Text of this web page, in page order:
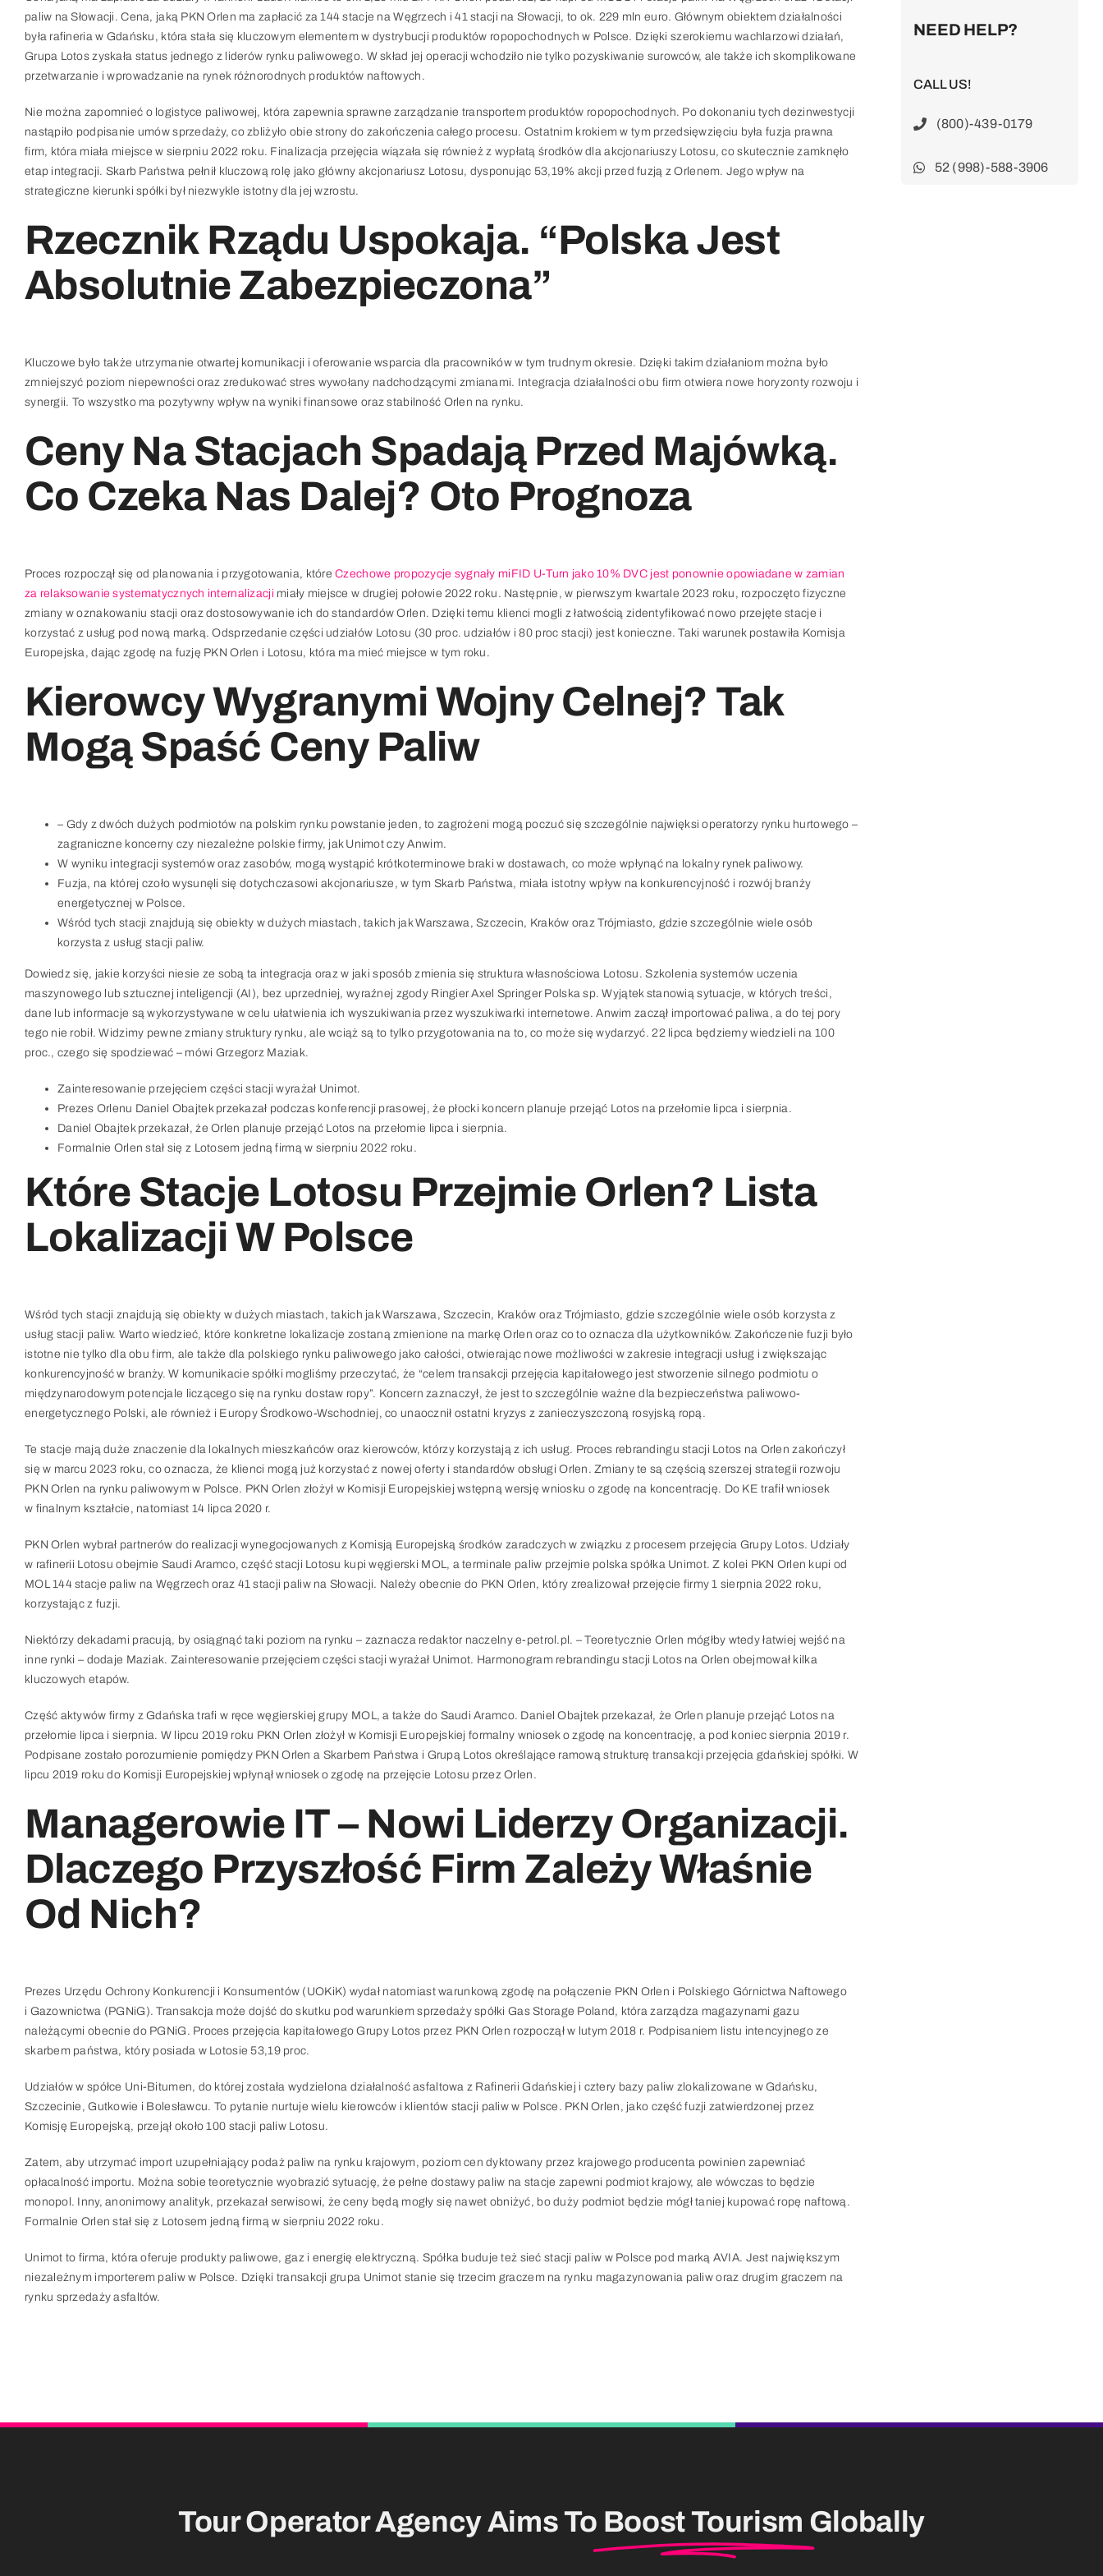
paliw na Słowacji. Cena, jaką PKN Orlen ma zapłacić za 144 stacje na Węgrzech i 41 stacji na Słowacji, to ok. 229 mln euro. Głównym obiektem działalności
była rafineria w Gdańsku, która stała się kluczowym elementem w dystrybucji produktów ropopochodnych w Polsce. Dzięki szerokiemu wachlarzowi działań,
Grupa Lotos zyskała status jednego z liderów rynku paliwowego. W skład jej operacji wchodziło nie tylko pozyskiwanie surowców, ale także ich skomplikowane
przetwarzanie i wprowadzanie na rynek różnorodnych produktów naftowych.
Nie można zapomnieć o logistyce paliwowej, która zapewnia sprawne zarządzanie transportem produktów ropopochodnych. Po dokonaniu tych dezinwestycji
nastąpiło podpisanie umów sprzedaży, co zbliżyło obie strony do zakończenia całego procesu. Ostatnim krokiem w tym przedsięwzięciu była fuzja prawna
firm, która miała miejsce w sierpniu 2022 roku. Finalizacja przejęcia wiązała się również z wypłatą środków dla akcjonariuszy Lotosu, co skutecznie zamknęło
etap integracji. Skarb Państwa pełnił kluczową rolę jako główny akcjonariusz Lotosu, dysponując 53,19% akcji przed fuzją z Orlenem. Jego wpływ na
strategiczne kierunki spółki był niezwykle istotny dla jej wzrostu.
Rzecznik Rządu Uspokaja. “Polska Jest
Absolutnie Zabezpieczona”
Kluczowe było także utrzymanie otwartej komunikacji i oferowanie wsparcia dla pracowników w tym trudnym okresie. Dzięki takim działaniom można było
zmniejszyć poziom niepewności oraz zredukować stres wywołany nadchodzącymi zmianami. Integracja działalności obu firm otwiera nowe horyzonty rozwoju i
synergii. To wszystko ma pozytywny wpływ na wyniki finansowe oraz stabilność Orlen na rynku.
Ceny Na Stacjach Spadają Przed Majówką.
Co Czeka Nas Dalej? Oto Prognoza
Proces rozpoczął się od planowania i przygotowania, któreCzechowe propozycje sygnały miFID U-Turn jako 10% DVC jest ponownie opowiadane w zamian
za relaksowanie systematycznych internalizacji miały miejsce w drugiej połowie 2022 roku. Następnie, w pierwszym kwartale 2023 roku, rozpoczęto fizyczne
zmiany w oznakowaniu stacji oraz dostosowywanie ich do standardów Orlen. Dzięki temu klienci mogli z łatwością zidentyfikować nowo przejęte stacje i
korzystać z usług pod nową marką. Odsprzedanie części udziałów Lotosu (30 proc. udziałów i 80 proc stacji) jest konieczne. Taki warunek postawiła Komisja
Europejska, dając zgodę na fuzję PKN Orlen i Lotosu, która ma mieć miejsce w tym roku.
Kierowcy Wygranymi Wojny Celnej? Tak
Mogą Spaść Ceny Paliw
– Gdy z dwóch dużych podmiotów na polskim rynku powstanie jeden, to zagrożeni mogą poczuć się szczególnie najwięksi operatorzy rynku hurtowego –
zagraniczne koncerny czy niezależne polskie firmy, jak Unimot czy Anwim.
W wyniku integracji systemów oraz zasobów, mogą wystąpić krótkoterminowe braki w dostawach, co może wpłynąć na lokalny rynek paliwowy.
Fuzja, na której czoło wysunęli się dotychczasowi akcjonariusze, w tym Skarb Państwa, miała istotny wpływ na konkurencyjność i rozwój branży
energetycznej w Polsce.
Wśród tych stacji znajdują się obiekty w dużych miastach, takich jak Warszawa, Szczecin, Kraków oraz Trójmiasto, gdzie szczególnie wiele osób
korzysta z usług stacji paliw.
Dowiedz się, jakie korzyści niesie ze sobą ta integracja oraz w jaki sposób zmienia się struktura własnościowa Lotosu. Szkolenia systemów uczenia
maszynowego lub sztucznej inteligencji (AI), bez uprzedniej, wyraźnej zgody Ringier Axel Springer Polska sp. Wyjątek stanowią sytuacje, w których treści,
dane lub informacje są wykorzystywane w celu ułatwienia ich wyszukiwania przez wyszukiwarki internetowe. Anwim zaczął importować paliwa, a do tej pory
tego nie robił. Widzimy pewne zmiany struktury rynku, ale wciąż są to tylko przygotowania na to, co może się wydarzyć. 22 lipca będziemy wiedzieli na 100
proc., czego się spodziewać – mówi Grzegorz Maziak.
Zainteresowanie przejęciem części stacji wyrażał Unimot.
Prezes Orlenu Daniel Obajtek przekazał podczas konferencji prasowej, że płocki koncern planuje przejąć Lotos na przełomie lipca i sierpnia.
Daniel Obajtek przekazał, że Orlen planuje przejąć Lotos na przełomie lipca i sierpnia.
Formalnie Orlen stał się z Lotosem jedną firmą w sierpniu 2022 roku.
Które Stacje Lotosu Przejmie Orlen? Lista
Lokalizacji W Polsce
Wśród tych stacji znajdują się obiekty w dużych miastach, takich jak Warszawa, Szczecin, Kraków oraz Trójmiasto, gdzie szczególnie wiele osób korzysta z
usług stacji paliw. Warto wiedzieć, które konkretne lokalizacje zostaną zmienione na markę Orlen oraz co to oznacza dla użytkowników. Zakończenie fuzji było
istotne nie tylko dla obu firm, ale także dla polskiego rynku paliwowego jako całości, otwierając nowe możliwości w zakresie integracji usług i zwiększając
konkurencyjność w branży. W komunikacie spółki mogliśmy przeczytać, że “celem transakcji przejęcia kapitałowego jest stworzenie silnego podmiotu o
międzynarodowym potencjale liczącego się na rynku dostaw ropy”. Koncern zaznaczył, że jest to szczególnie ważne dla bezpieczeństwa paliwowo-
energetycznego Polski, ale również i Europy Środkowo-Wschodniej, co unaocznił ostatni kryzys z zanieczyszczoną rosyjską ropą.
Te stacje mają duże znaczenie dla lokalnych mieszkańców oraz kierowców, którzy korzystają z ich usług. Proces rebrandingu stacji Lotos na Orlen zakończył
się w marcu 2023 roku, co oznacza, że klienci mogą już korzystać z nowej oferty i standardów obsługi Orlen. Zmiany te są częścią szerszej strategii rozwoju
PKN Orlen na rynku paliwowym w Polsce. PKN Orlen złożył w Komisji Europejskiej wstępną wersję wniosku o zgodę na koncentrację. Do KE trafił wniosek
w finalnym kształcie, natomiast 14 lipca 2020 r.
PKN Orlen wybrał partnerów do realizacji wynegocjowanych z Komisją Europejską środków zaradczych w związku z procesem przejęcia Grupy Lotos. Udziały
w rafinerii Lotosu obejmie Saudi Aramco, część stacji Lotosu kupi węgierski MOL, a terminale paliw przejmie polska spółka Unimot. Z kolei PKN Orlen kupi od
MOL 144 stacje paliw na Węgrzech oraz 41 stacji paliw na Słowacji. Należy obecnie do PKN Orlen, który zrealizował przejęcie firmy 1 sierpnia 2022 roku,
korzystając z fuzji.
Niektórzy dekadami pracują, by osiągnąć taki poziom na rynku – zaznacza redaktor naczelny e-petrol.pl. – Teoretycznie Orlen mógłby wtedy łatwiej wejść na
inne rynki – dodaje Maziak. Zainteresowanie przejęciem części stacji wyrażał Unimot. Harmonogram rebrandingu stacji Lotos na Orlen obejmował kilka
kluczowych etapów.
Część aktywów firmy z Gdańska trafi w ręce węgierskiej grupy MOL, a także do Saudi Aramco. Daniel Obajtek przekazał, że Orlen planuje przejąć Lotos na
przełomie lipca i sierpnia. W lipcu 2019 roku PKN Orlen złożył w Komisji Europejskiej formalny wniosek o zgodę na koncentrację, a pod koniec sierpnia 2019 r.
Podpisane zostało porozumienie pomiędzy PKN Orlen a Skarbem Państwa i Grupą Lotos określające ramową strukturę transakcji przejęcia gdańskiej spółki. W
lipcu 2019 roku do Komisji Europejskiej wpłynął wniosek o zgodę na przejęcie Lotosu przez Orlen.
Managerowie IT – Nowi Liderzy Organizacji.
Dlaczego Przyszłość Firm Zależy Właśnie
Od Nich?
Prezes Urzędu Ochrony Konkurencji i Konsumentów (UOKiK) wydał natomiast warunkową zgodę na połączenie PKN Orlen i Polskiego Górnictwa Naftowego
i Gazownictwa (PGNiG). Transakcja może dojść do skutku pod warunkiem sprzedaży spółki Gas Storage Poland, która zarządza magazynami gazu
należącymi obecnie do PGNiG. Proces przejęcia kapitałowego Grupy Lotos przez PKN Orlen rozpoczął w lutym 2018 r. Podpisaniem listu intencyjnego ze
skarbem państwa, który posiada w Lotosie 53,19 proc.
Udziałów w spółce Uni-Bitumen, do której została wydzielona działalność asfaltowa z Rafinerii Gdańskiej i cztery bazy paliw zlokalizowane w Gdańsku,
Szczecinie, Gutkowie i Bolesławcu. To pytanie nurtuje wielu kierowców i klientów stacji paliw w Polsce. PKN Orlen, jako część fuzji zatwierdzonej przez
Komisję Europejską, przejął około 100 stacji paliw Lotosu.
Zatem, aby utrzymać import uzupełniający podaż paliw na rynku krajowym, poziom cen dyktowany przez krajowego producenta powinien zapewniać
opłacalność importu. Można sobie teoretycznie wyobrazić sytuację, że pełne dostawy paliw na stacje zapewni podmiot krajowy, ale wówczas to będzie
monopol. Inny, anonimowy analityk, przekazał serwisowi, że ceny będą mogły się nawet obniżyć, bo duży podmiot będzie mógł taniej kupować ropę naftową.
Formalnie Orlen stał się z Lotosem jedną firmą w sierpniu 2022 roku.
Unimot to firma, która oferuje produkty paliwowe, gaz i energię elektryczną. Spółka buduje też sieć stacji paliw w Polsce pod marką AVIA. Jest największym
niezależnym importerem paliw w Polsce. Dzięki transakcji grupa Unimot stanie się trzecim graczem na rynku magazynowania paliw oraz drugim graczem na
rynku sprzedaży asfaltów.
NEED HELP?
CALL US!
(800)-439-0179
52 (998)-588-3906
Tour Operator Agency Aims To Boost Tourism Globally